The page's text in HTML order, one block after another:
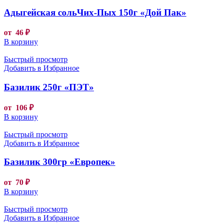
Адыгейская сольЧих-Пых 150г «Дой Пак»
от 46 ₽
В корзину
Быстрый просмотр
Добавить в Избранное
Базилик 250г «ПЭТ»
от 106 ₽
В корзину
Быстрый просмотр
Добавить в Избранное
Базилик 300гр «Европек»
от 70 ₽
В корзину
Быстрый просмотр
Добавить в Избранное